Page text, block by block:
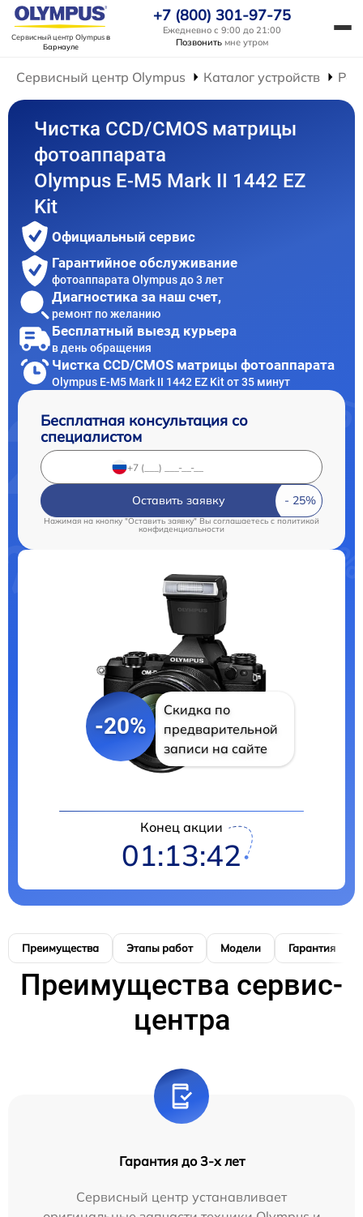
Сервисный центр Olympusв
Барнауле
+7 (800) 301-97-75
Ежедневно с 9:00 до 21:00
Позвонить мне утром
Сервисный центр Olympus Каталог устройств
Чистка CCD/CMOS матрицы
фотоаппарата
Olympus E‑M5 Mark II 1442 EZ
Kit
Официальный сервис
Гарантийное обслуживание
фотоаппарата Olympus до 3 лет
Диагностика за наш счет,
ремонт по желанию
Бесплатный выезд курьера
в день обращения
Чистка CCD/CMOS матрицы фотоаппарата
Olympus E‑M5 Mark II 1442 EZ Kit от 35 минут
Бесплатная консультация со
специалистом
Оставить заявку
Нажимая на кнопку "Оставить заявку" Вы соглашаетесь c политикой
конфиденциальности
-20%
Скидка по
предварительной
записи на сайте
Конец акции
01:13:41
Преимущества Этапы работ Модели Гарантия
Преимущества сервис-
центра
Гарантия до 3-х лет
Сервисный центр устанавливает